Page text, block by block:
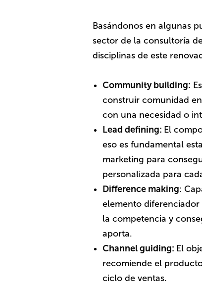
Basándonos en algunas
sector de la consultoría
disciplinas de este
Community building:
construir comunidad
con una necesidad o
Lead defining: El
eso es fundamental
marketing para
personalizada para
Difference making:
elemento
la competencia y
aporta.
Channel guiding: El
recomiende el
ciclo de ventas.